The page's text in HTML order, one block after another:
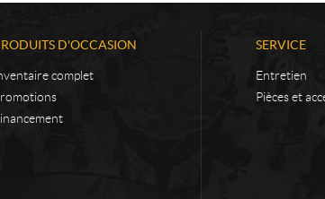
D'OCCASION
complet
SERVICE
Entretien
Pièces et